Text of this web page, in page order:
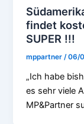
findet
SUPER !!!
mppartner/06/
„Ich habe
es sehr viele
MP&Partner